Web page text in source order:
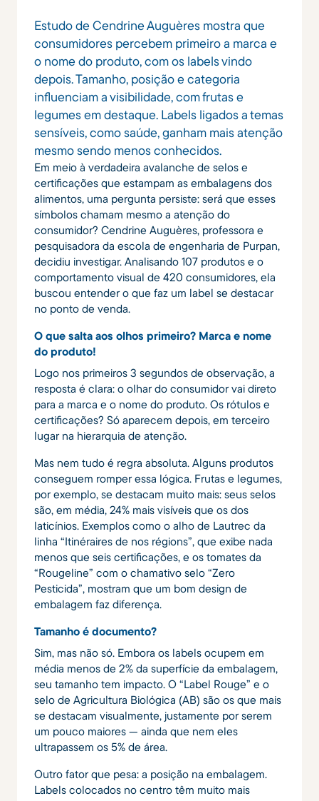
Estudo de Cendrine Auguères mostra que
consumidores percebem primeiro a marca e
o nome do produto, com os labels vindo
depois. Tamanho, posição e categoria
influenciam a visibilidade, com frutas e
legumes em destaque. Labels ligados a temas
sensíveis, como saúde, ganham mais atenção
mesmo sendo menos conhecidos.
Em meio à verdadeira avalanche de selos e
certificações que estampam as embalagens dos
alimentos, uma pergunta persiste: será que esses
símbolos chamam mesmo a atenção do
consumidor? Cendrine Auguères, professora e
pesquisadora da escola de engenharia de Purpan,
decidiu investigar. Analisando 107 produtos e o
comportamento visual de 420 consumidores, ela
buscou entender o que faz um label se destacar
no ponto de venda.
O que salta aos olhos primeiro? Marca e nome
do produto!
Logo nos primeiros 3 segundos de observação, a
resposta é clara: o olhar do consumidor vai direto
para a marca e o nome do produto. Os rótulos e
certificações? Só aparecem depois, em terceiro
lugar na hierarquia de atenção.
Mas nem tudo é regra absoluta. Alguns produtos
conseguem romper essa lógica. Frutas e legumes,
por exemplo, se destacam muito mais: seus selos
são, em média, 24% mais visíveis que os dos
laticínios. Exemplos como o alho de Lautrec da
linha “Itinéraires de nos régions”, que exibe nada
menos que seis certificações, e os tomates da
“Rougeline” com o chamativo selo “Zero
Pesticida”, mostram que um bom design de
embalagem faz diferença.
Tamanho é documento?
Sim, mas não só. Embora os labels ocupem em
média menos de 2% da superfície da embalagem,
seu tamanho tem impacto. O “Label Rouge” e o
selo de Agricultura Biológica (AB) são os que mais
se destacam visualmente, justamente por serem
um pouco maiores — ainda que nem eles
ultrapassem os 5% de área.
Outro fator que pesa: a posição na embalagem.
Labels colocados no centro têm muito mais